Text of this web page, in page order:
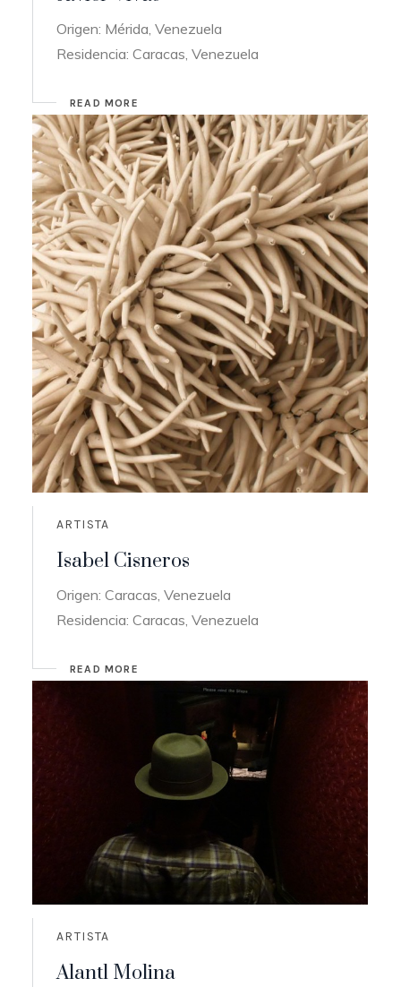
Origen: Mérida, Venezuela
Residencia: Caracas, Venezuela
READ MORE
ARTISTA
Isabel Cisneros
Origen: Caracas, Venezuela
Residencia: Caracas, Venezuela
READ MORE
ARTISTA
Alantl Molina